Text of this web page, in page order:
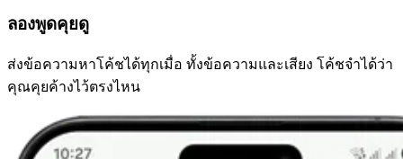
ลองพูดคุยดู
ส่งข้อความหาโค้ชได้ทุกเมื่อ ทั้งข้อความและเสียง โค้ชจำได้ว่า
คุณคุยค้างไว้ตรงไหน